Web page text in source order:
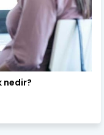
nedir?